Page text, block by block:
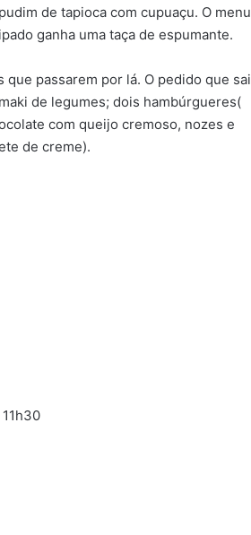
de tapioca com cupuaçu. O menu
ganha uma taça de espumante.
passarem por lá. O pedido que sai
de legumes; dois hambúrgueres(
com queijo cremoso, nozes e
de creme).